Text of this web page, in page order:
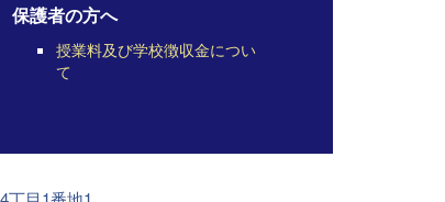
保護者の方へ
授業料及び学校徴収金につい
て